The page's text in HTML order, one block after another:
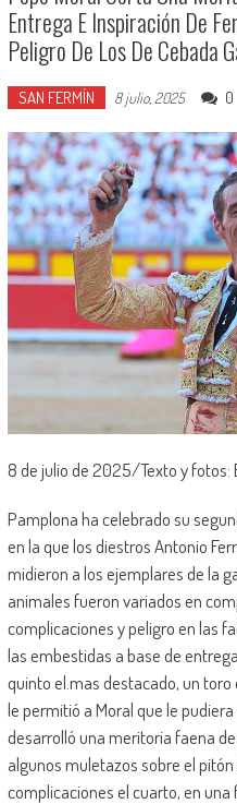
Entrega E Inspiración De
Peligro De Los De Cebada
SAN FERMÍN 8 julio, 2025 0
8 de julio de 2025/Texto y fotos:
Pamplona ha celebrado su
en la que los diestros Antonio
midieron a los ejemplares de la
animales fueron variados en
complicaciones y peligro en las
las embestidas a base de
quinto el.mas destacado, un
le permitió a Moral que le
desarrolló una meritoria faena
algunos muletazos sobre el
complicaciones el cuarto, en